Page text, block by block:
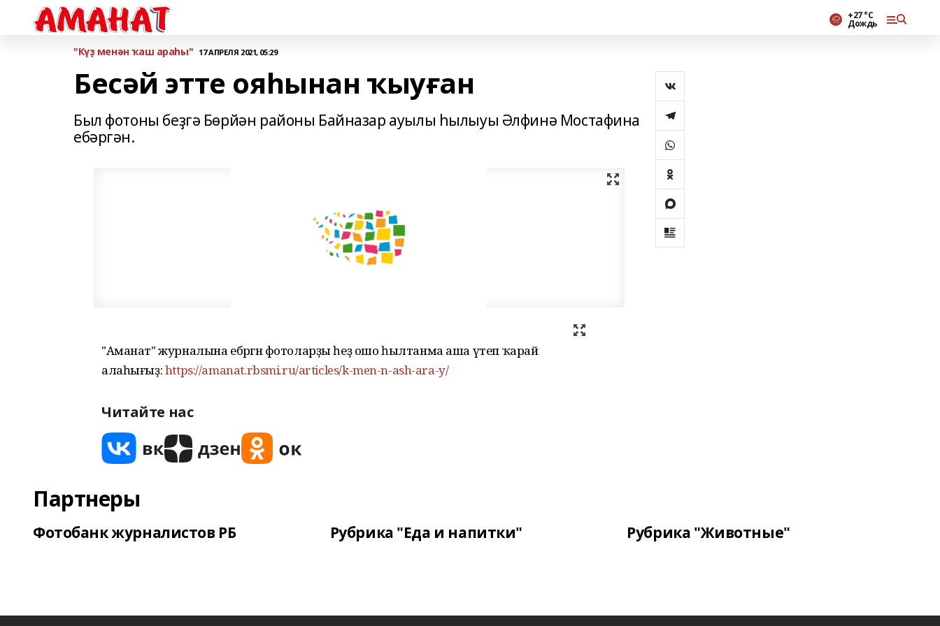
+27 °С
Дождь
"Күҙ менән ҡаш араһы" 17 АПРЕЛЯ 2021, 05:29
Бесәй этте ояһынан ҡыуған
Был фотоны беҙгә Бөрйән районы Байназар ауылы һылыуы Әлфинә Мостафина
ебәргән.
"Аманат" журналына ебәргән фотоларҙы һеҙ ошо һылтанма аша үтеп ҡарай
алаһығыҙ:https://amanat.rbsmi.ru/articles/k-men-n-ash-ara-y/
Читайте нас
Партнеры
Фотобанк журналистов РБ Рубрика "Еда и напитки" Рубрика "Животные"